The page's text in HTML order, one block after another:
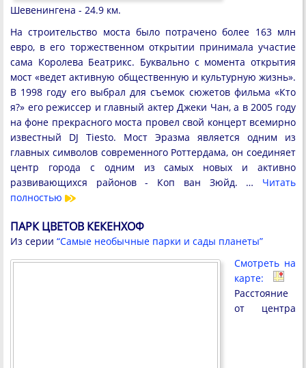
Шевенингена - 24.9 км.
На строительство моста было потрачено более 163 млн
евро, в его торжественном открытии принимала участие
сама Королева Беатрикс. Буквально с момента открытия
мост «ведет активную общественную и культурную жизнь».
В 1998 году его выбрал для съемок сюжетов фильма «Кто
я?» его режиссер и главный актер Джеки Чан, а в 2005 году
на фоне прекрасного моста провел свой концерт всемирно
известный DJ Tiesto. Мост Эразма является одним из
главных символов современного Роттердама, он соединяет
центр города с одним из самых новых и активно
развивающихся районов - Коп ван Зюйд. … Читать
полностью
ПАРК ЦВЕТОВ КЕКЕНХОФ
Из серии “Самые необычные парки и сады планеты”
Смотреть на
карте:
Расстояние
от центра